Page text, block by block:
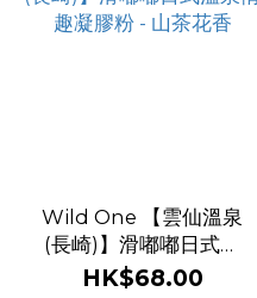
Wild One 【雲仙溫泉
(長崎)】滑嘟嘟日式溫
泉情趣凝膠粉 - 山茶花
HK$68.00